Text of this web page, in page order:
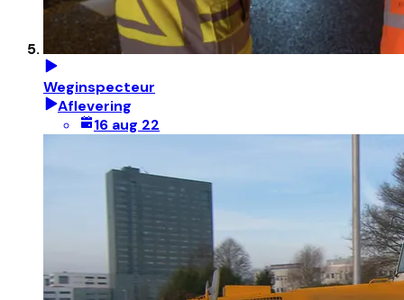
Weginspecteur
Aflevering
16 aug 22